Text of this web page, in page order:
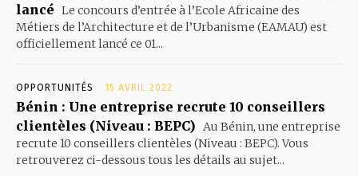
lancé Le concours d’entrée à l’Ecole Africaine des
Métiers de l’Architecture et de l’Urbanisme (EAMAU) est
officiellement lancé ce 01...
OPPORTUNITÉS 15 AVRIL 2022
Bénin : Une entreprise recrute 10 conseillers
clientèles (Niveau : BEPC) Au Bénin, une entreprise
recrute 10 conseillers clientèles (Niveau : BEPC). Vous
retrouverez ci-dessous tous les détails au sujet...